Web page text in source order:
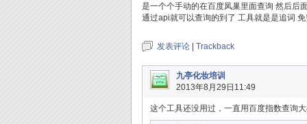
是一个个手动的在百度凤巢里面查询 然后后
通过api就可以查询的到了 工具就是是追词
发表评论 Trackback
九亭化妆培训
2013年8月29日11:49
这个工具还没用过，一直用百度指数查询